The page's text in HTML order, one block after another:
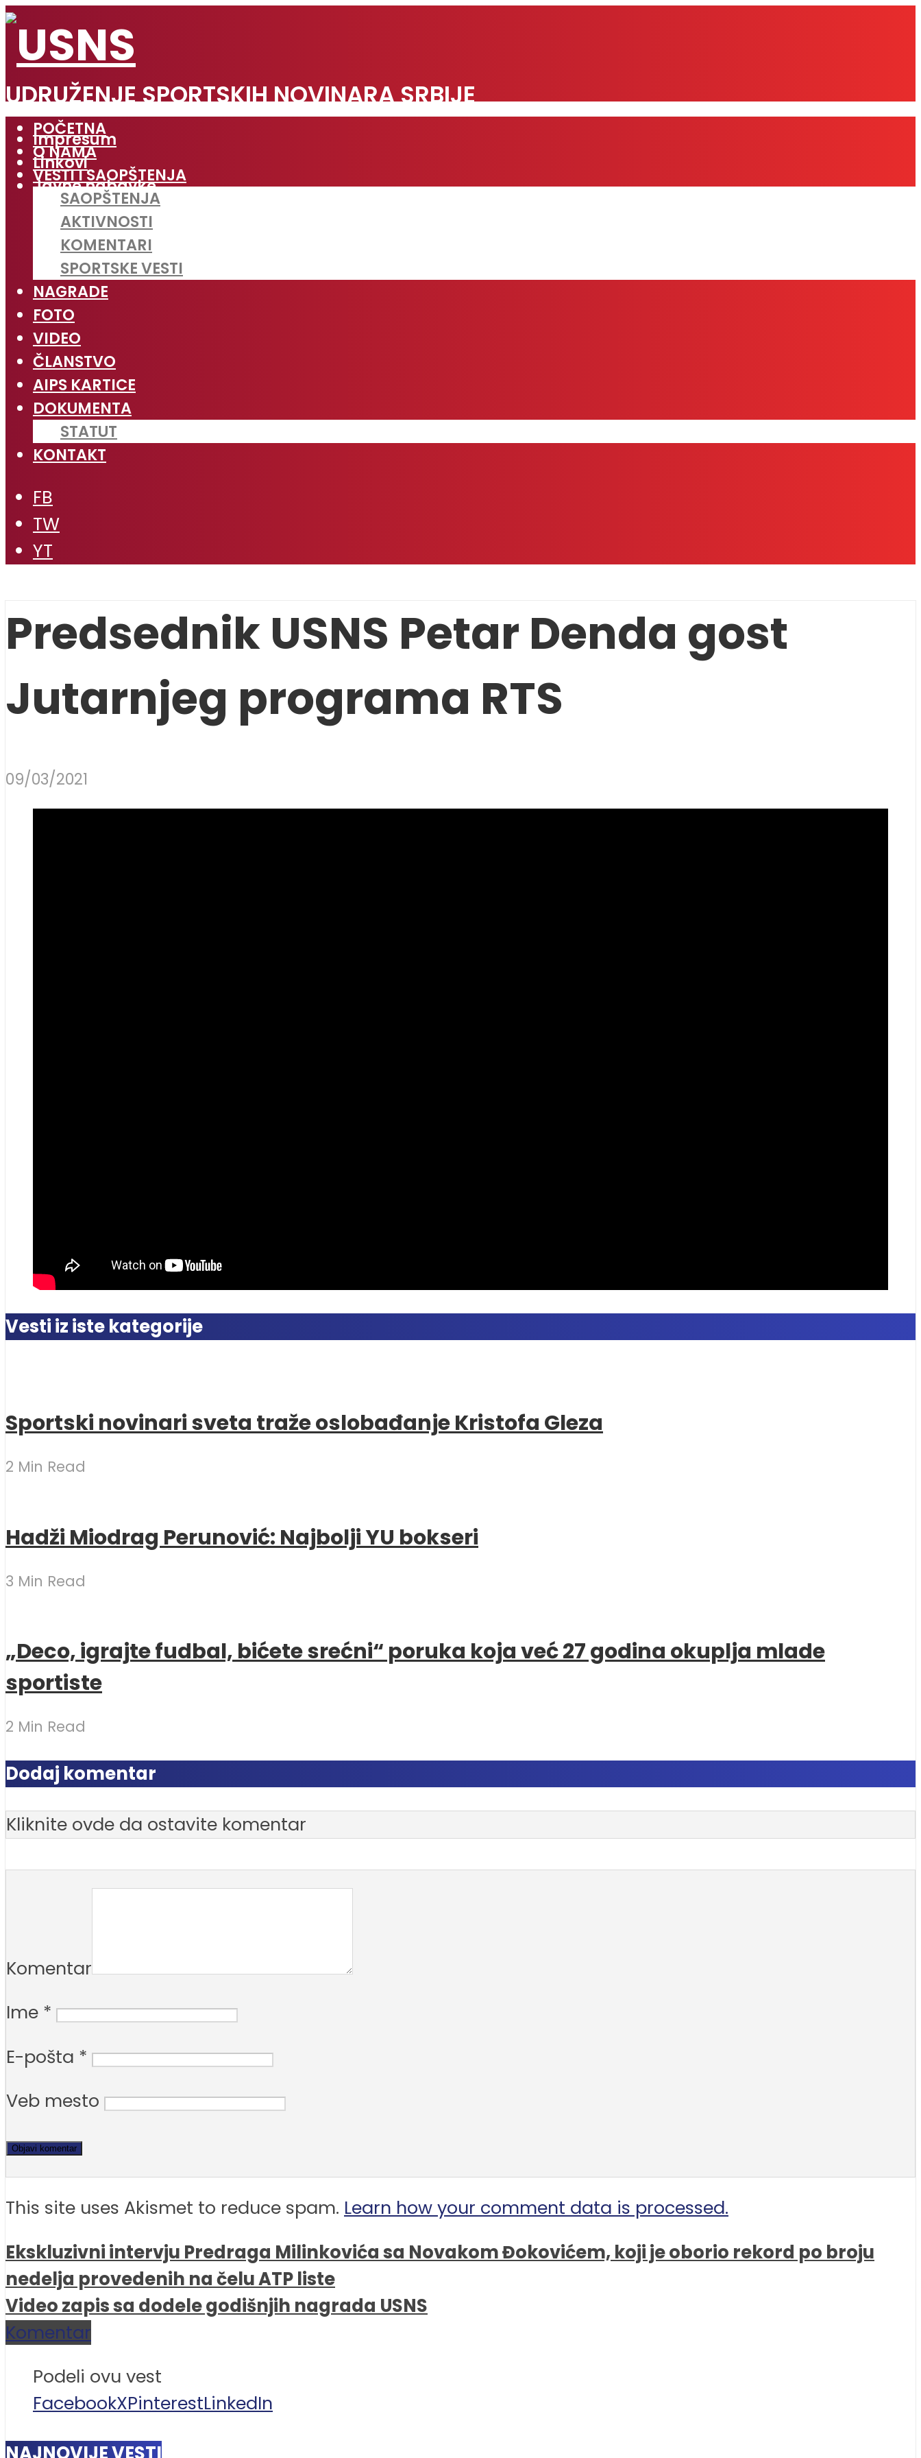
UDRUŽENJE SPORTSKIH NOVINARA SRBIJE
Impresum
Linkovi
Javne nabavke
POČETNA
O NAMA
VESTI I SAOPŠTENJA
SAOPŠTENJA
AKTIVNOSTI
KOMENTARI
SPORTSKE VESTI
NAGRADE
FOTO
VIDEO
ČLANSTVO
AIPS KARTICE
DOKUMENTA
STATUT
KONTAKT
FB
TW
YT
Predsednik USNS Petar Denda gost
Jutarnjeg programa RTS
09/03/2021
Vesti iz iste kategorije
Sportski novinari sveta traže oslobađanje Kristofa Gleza
2 Min Read
Hadži Miodrag Perunović: Najbolji YU bokseri
3 Min Read
„Deco, igrajte fudbal, bićete srećni“ poruka koja već 27 godina okuplja mlade
sportiste
2 Min Read
Dodaj komentar
Kliknite ovde da ostavite komentar
Komentar
Ime *
E-pošta *
Veb mesto
This site uses Akismet to reduce spam. Learn how your comment data is processed.
Ekskluzivni intervju Predraga Milinkovića sa Novakom Đokovićem, koji je oborio rekord po broju
nedelja provedenih na čelu ATP liste
Video zapis sa dodele godišnjih nagrada USNS
Komentar
Podeli ovu vest
FacebookXPinterestLinkedIn